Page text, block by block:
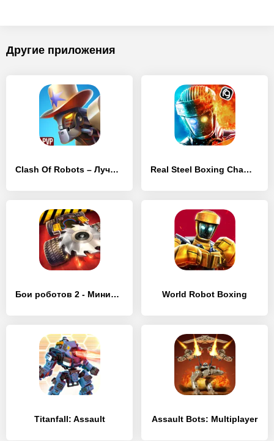
Другие приложения
Clash Of Robots – Лучшая боевая игра 3D Real Steel Boxing Champions
Бои роботов 2 - Миниботы World Robot Boxing
Titanfall: Assault Assault Bots: Multiplayer